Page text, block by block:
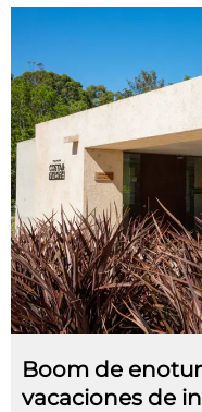
Boom de
vacaciones de